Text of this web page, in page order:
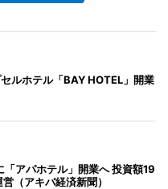
ルホテル「BAY HOTEL」開業
「アパホテル」開業へ 投資額19
（アキバ経済新聞）